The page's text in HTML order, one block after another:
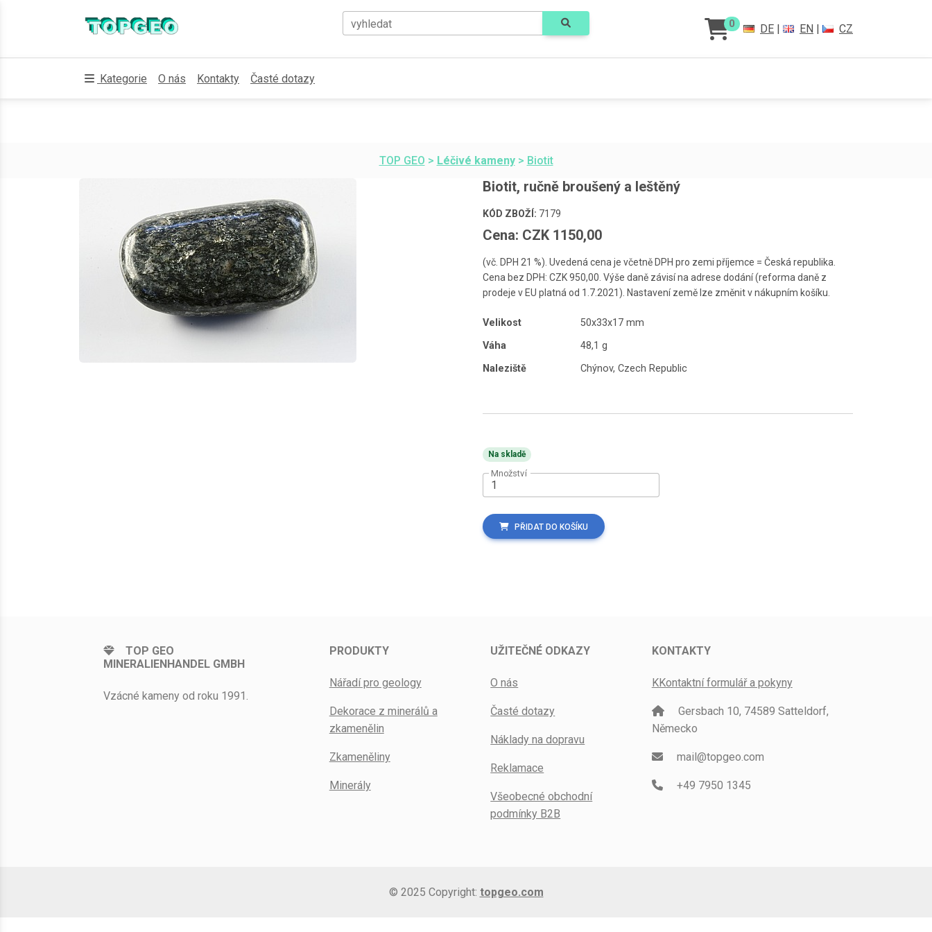
vyhledat 0 DE | EN | CZ
Kategorie O nás Kontakty Časté dotazy
TOP GEO > Léčivé kameny> Biotit
Biotit, ručně broušený a leštěný
KÓD ZBOŽÍ: 7179
Cena: CZK 1150,00
(vč. DPH 21 %). Uvedená cena je včetně DPH pro zemi příjemce = Česká republika.
Cena bez DPH: CZK 950,00. Výše daně závisí na adrese dodání (reforma daně z
prodeje v EU platná od 1.7.2021). Nastavení země lze změnit v nákupním košíku.
Velikost
50x33x17 mm
Váha
48,1 g
Naleziště
Chýnov, Czech Republic
Na skladě
Množství
PŘIDAT DO KOŠÍKU
TOP GEO
MINERALIENHANDEL GMBH
Vzácné kameny od roku 1991.
PRODUKTY
Nářadí pro geology
Dekorace z minerálů a
zkamenělin
Zkameněliny
Minerály
UŽITEČNÉ ODKAZY
O nás
Časté dotazy
Náklady na dopravu
Reklamace
Všeobecné obchodní
podmínky B2B
KONTAKTY
KKontaktní formulář a pokyny
Gersbach 10, 74589 Satteldorf,
Německo
mail@topgeo.com
+49 7950 1345
© 2025 Copyright: topgeo.com